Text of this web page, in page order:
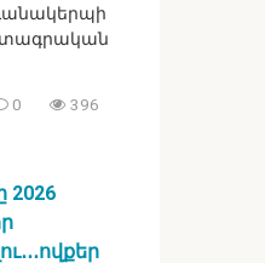
0 396
2026